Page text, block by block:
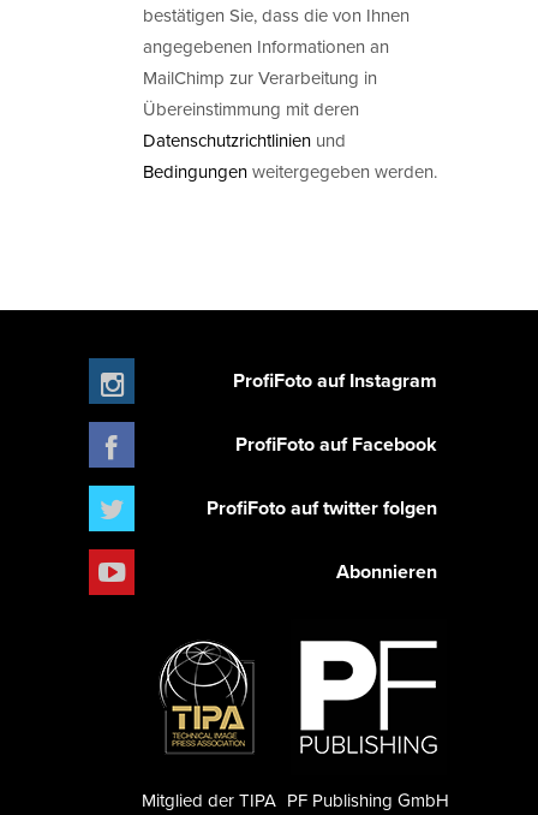
bestätigen Sie, dass die von Ihnen
angegebenen Informationen an
MailChimp zur Verarbeitung in
Übereinstimmung mit deren
Datenschutzrichtlinien und
Bedingungenweitergegeben werden.
ProfiFoto auf Instagram
ProfiFoto auf Facebook
ProfiFoto auf twitter folgen
Abonnieren
PF Publishing GmbH
Mitglied der TIPA